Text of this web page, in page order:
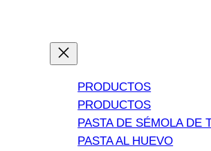
PRODUCTOS
PRODUCTOS
PASTA DE SÉMOLA DE
PASTA AL HUEVO